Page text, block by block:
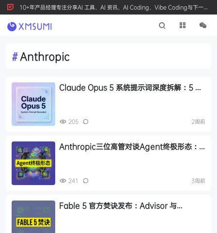
10+年产品经理专注分享AI 工具、AI 资讯、AI Coding、Vibe Coding与下一代
产品创新，按 Ctrl+D 收藏我们
#Anthropic
Claude Opus 5 系统提示词深度拆解：5 条
205 2周前
Anthropic三位高管对谈Agent终极形态：
241 3周前
Fable 5 官方焚诀发布：Advisor 与